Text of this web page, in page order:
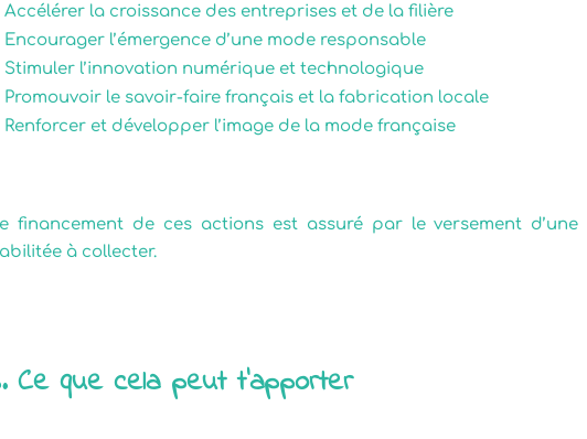
Accélérer la croissance des entreprises et de la filière
Encourager l’émergence d’une mode responsable
Stimuler l’innovation numérique et technologique
Promouvoir le savoir-faire français et la fabrication locale
Renforcer et développer l’image de la mode française
financement de ces actions est assuré par le versement d’une
à collecter.
Ce que cela peut t’apporter